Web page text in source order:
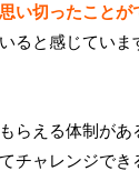
い切ったことが
ると感じていま
らえる体制があ
チャレンジでき